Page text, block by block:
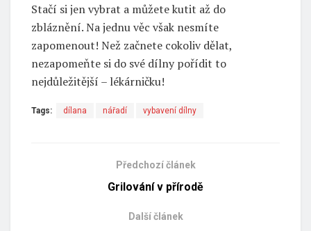
Stačí si jen vybrat a můžete kutit až do
zbláznění. Na jednu věc však nesmíte
zapomenout! Než začnete cokoliv dělat,
nezapomeňte si do své dílny pořídit to
nejdůležitější – lékárničku!
Tags: dílana nářadí vybavení dílny
Předchozí článek
Grilování v přírodě
Další článek